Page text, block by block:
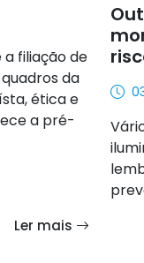
a filiação de
quadros da
ética e
a pré-
Ler mais